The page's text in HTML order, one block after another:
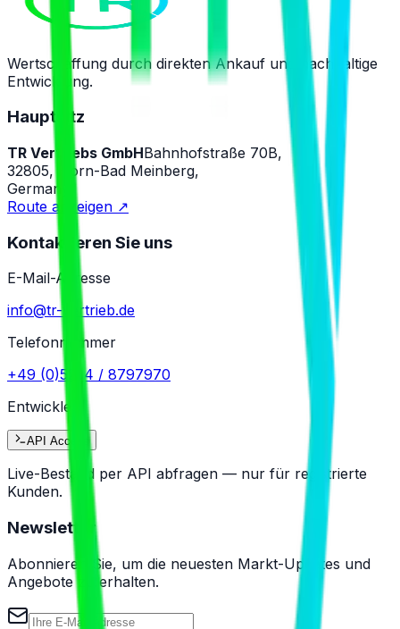
Wertschaffung durch direkten Ankauf und nachhaltige
Entwicklung.
Hauptsitz
TR Vertriebs GmbHBahnhofstraße 70B,
32805, Horn-Bad Meinberg,
Germany
Route anzeigen ↗
Kontaktieren Sie uns
E-Mail-Adresse
info@tr-vertrieb.de
Telefonnummer
+49 (0)5234 / 8797970
Entwickler
API Access
Live-Bestand per API abfragen — nur für registrierte
Kunden.
Newsletter
Abonnieren Sie, um die neuesten Markt-Updates und
Angebote zu erhalten.